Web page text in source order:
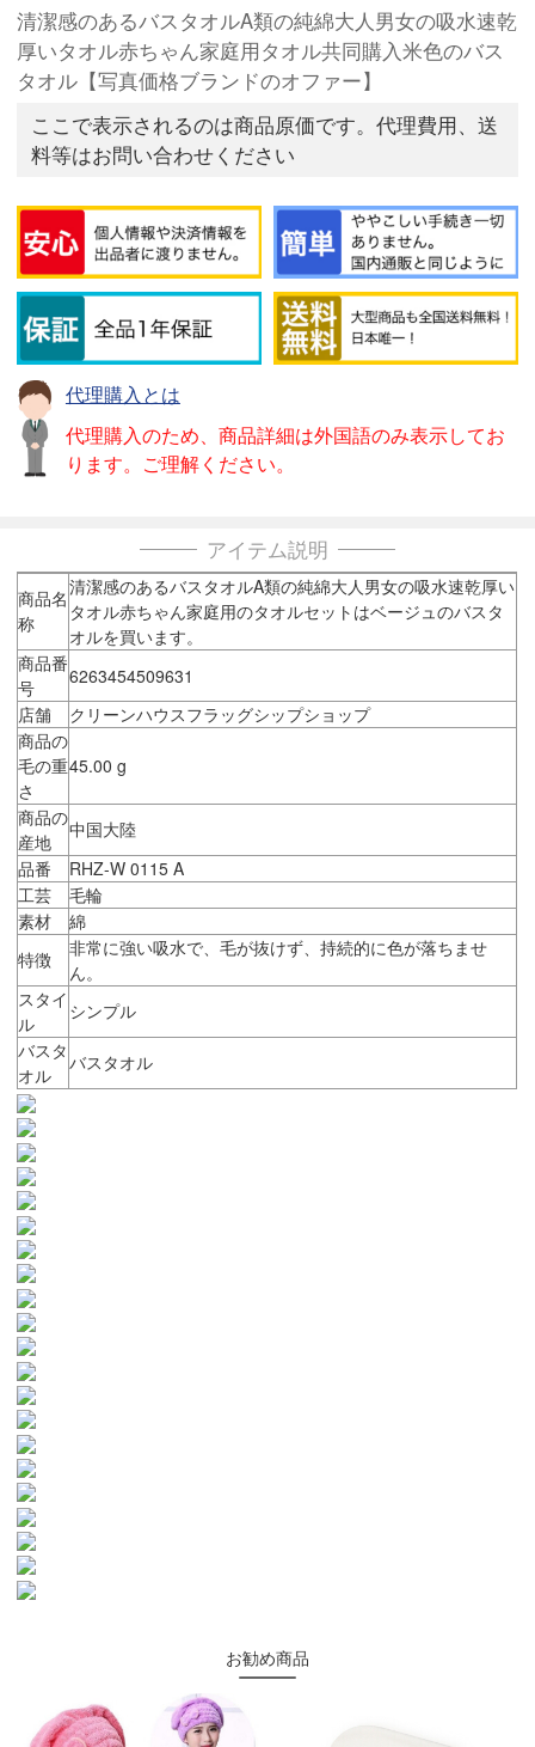
清潔感のあるバスタオルA類の純綿大人男女の吸水速乾
厚いタオル赤ちゃん家庭用タオル共同購入米色のバス
タオル【写真価格ブランドのオファー】
ここで表示されるのは商品原価です。代理費用、送
料等はお問い合わせください
代理購入とは
代理購入のため、商品詳細は外国語のみ表示してお
ります。ご理解ください。
アイテム説明
商品名
称
清潔感のあるバスタオルA類の純綿大人男女の吸水速乾厚い
タオル赤ちゃん家庭用のタオルセットはベージュのバスタ
オルを買います。
商品番
号
6263454509631
店舗
クリーンハウスフラッグシップショップ
商品の
毛の重
さ
45.00 g
商品の
産地
中国大陸
品番
RHZ-W 0115 A
工芸
毛輪
素材
綿
特徴
非常に強い吸水で、毛が抜けず、持続的に色が落ちませ
ん。
スタイ
ル
シンプル
バスタ
オル
バスタオル
お勧め商品